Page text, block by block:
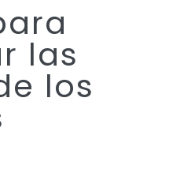
las
los